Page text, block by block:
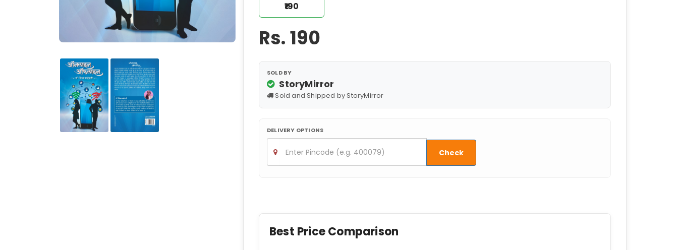
₹190
Rs.190
SOLD BY
StoryMirror
Sold and Shipped by StoryMirror
DELIVERY OPTIONS
Check
Best Price Comparison